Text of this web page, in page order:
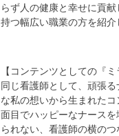
らず人の健康と幸せに貢
持つ幅広い職業の方を紹介
【コンテンツとしての『ミ
同じ看護師として、頑張
な私の想いから生まれた
面目でハッピーなナース
られない、看護師の横の